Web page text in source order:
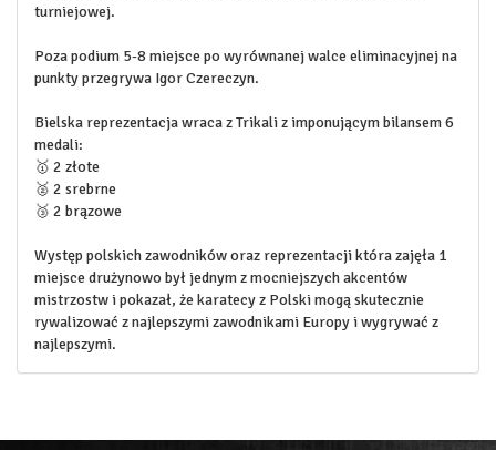
turniejowej.
Poza podium 5-8 miejsce po wyrównanej walce eliminacyjnej na
punkty przegrywa Igor Czereczyn.
Bielska reprezentacja wraca z Trikali z imponującym bilansem 6
medali:
🥇 2 złote
🥈 2 srebrne
🥉 2 brązowe
Występ polskich zawodników oraz reprezentacji która zajęła 1
miejsce drużynowo był jednym z mocniejszych akcentów
mistrzostw i pokazał, że karatecy z Polski mogą skutecznie
rywalizować z najlepszymi zawodnikami Europy i wygrywać z
najlepszymi.